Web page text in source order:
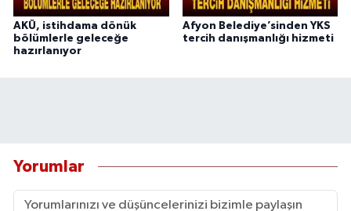
AKÜ, istihdama dönük
bölümlerle geleceğe
hazırlanıyor
Afyon Belediye’sinden YKS
tercih danışmanlığı hizmeti
Yorumlar